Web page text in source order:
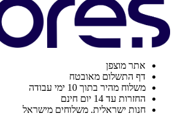
אתר מוצפן
דף התשלום מאובטח
משלוח מהיר בתוך 10 ימי עבודה
החזרות עד 14 יום חינם
חנות ישראלית. משלוחים מישראל